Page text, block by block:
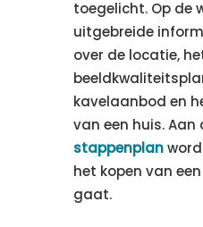
toegelicht. Op de
uitgebreide
over de locatie,
kavelaanbod en
van een huis. Aan
stappenplan
het kopen van een
gaat.